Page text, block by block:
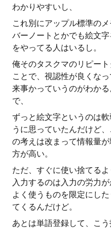
わかりやすいし、
これ別にアップル標準の
バーノートとかでも絵文
をやってる人はいるし。
俺そのタスクマのリピー
ことで、視認性が良くな
来事かっていうのがわか
で、
ずっと絵文字というのは
うに思っていたんだけど
の考えは改まって情報量
方が高い。
ただ、すぐに使い捨てる
入力するのは入力の労力
よく使うものを限定にし
てくるんだけど。
あとは単語登録して、こ